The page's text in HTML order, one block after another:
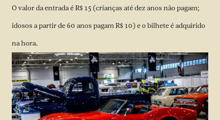
O valor da entrada é R$ 15 (crianças até dez anos não pagam;
idosos a partir de 60 anos pagam R$ 10) e o bilhete é adquirido
na hora.